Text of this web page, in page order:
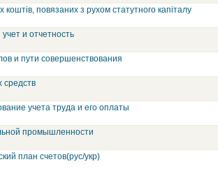
коштів, повязаних з рухом статутного капіталу
учет и отчетность
и пути совершенствования
средств
учета труда и его оплаты
промышленности
план счетов(рус/укр)